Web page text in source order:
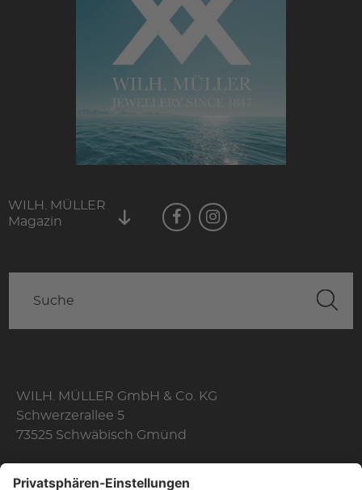
WILH. MÜLLER
Magazin
WILH. MÜLLER GmbH & Co. KG
Schwerzerallee 5
73525 Schwäbisch Gmünd